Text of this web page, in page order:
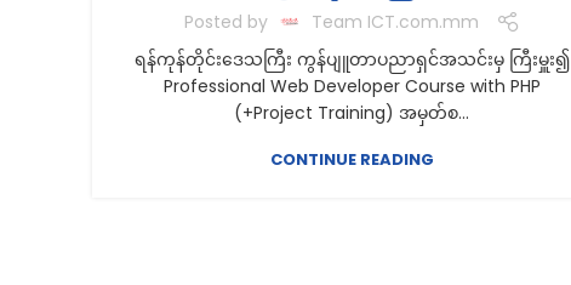
Posted by
Team ICT.com.mm
ရန်ကုန်တိုင်းဒေသကြီး ကွန်ပျူတာပညာရှင်အသင်းမှ ကြီးမှူး၍
Professional Web Developer Course with PHP
(+Project Training) အမှတ်စ...
CONTINUE READING